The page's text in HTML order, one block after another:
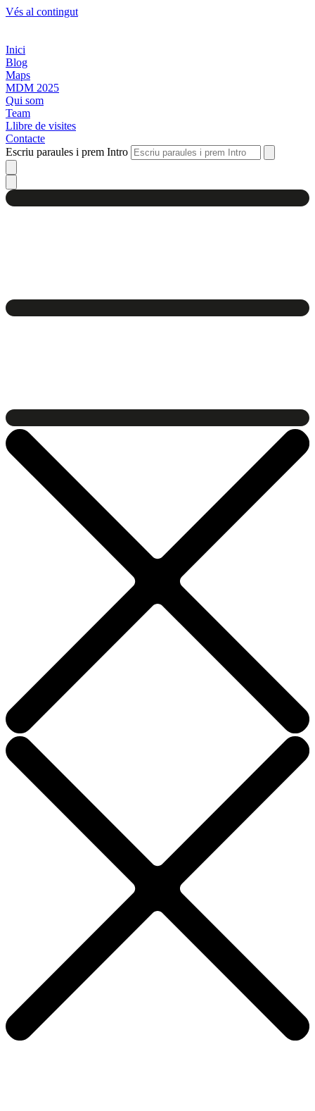
Vés al contingut
Inici
Blog
Maps
MDM 2025
Qui som
Team
Llibre de visites
Contacte
Escriu paraules i prem Intro